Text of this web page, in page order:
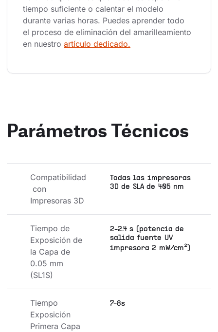
tiempo suficiente o calentar el modelo
durante varias horas. Puedes aprender todo
el proceso de eliminación del amarilleamiento
en nuestro artículo dedicado.
Parámetros Técnicos
Compatibilidad
con
Impresoras 3D
Todas las impresoras
3D de SLA de 405 nm
Tiempo de
Exposición de
la Capa de
0.05 mm
(SL1S)
2-2.4 s (potencia de
salida fuente UV
impresora 2 mW/cm²)
Tiempo
Exposición
Primera Capa
7-8s